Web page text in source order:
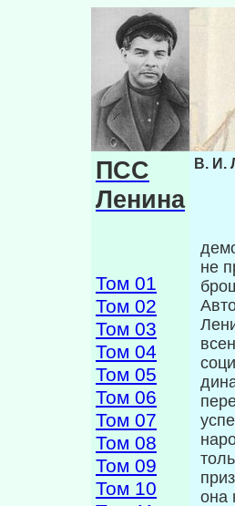
ПСС
Ленина
Том 01
Том 02
Том 03
Том 04
Том 05
Том 06
Том 07
Том 08
Том 09
Том 10
В. И.
не
она